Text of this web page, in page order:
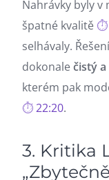
Nahrávky byly v
špatné kvalitě
selhávaly.
dokonalečistý
kterém pak
22:20.
3. Kritika